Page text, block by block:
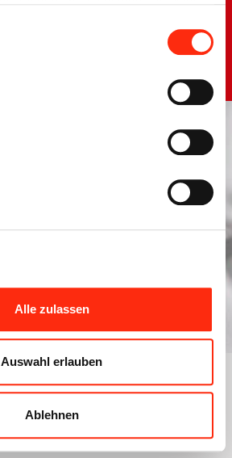
Alle zulassen
Auswahl erlauben
Ablehnen